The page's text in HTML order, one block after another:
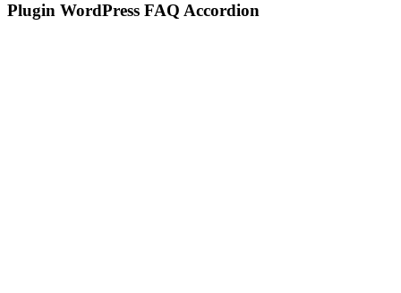
Plugin WordPress FAQ Accordion